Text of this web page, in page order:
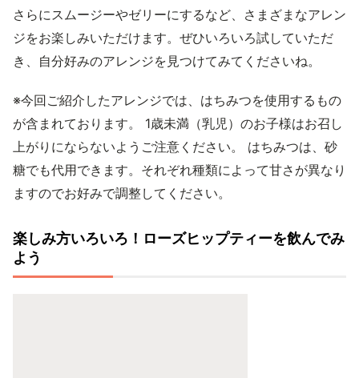
さらにスムージーやゼリーにするなど、さまざまなアレン
ジをお楽しみいただけます。ぜひいろいろ試していただ
き、自分好みのアレンジを見つけてみてくださいね。
※今回ご紹介したアレンジでは、はちみつを使用するもの
が含まれております。 1歳未満（乳児）のお子様はお召し
上がりにならないようご注意ください。 はちみつは、砂
糖でも代用できます。それぞれ種類によって甘さが異なり
ますのでお好みで調整してください。
楽しみ方いろいろ！ローズヒップティーを飲んでみ
よう